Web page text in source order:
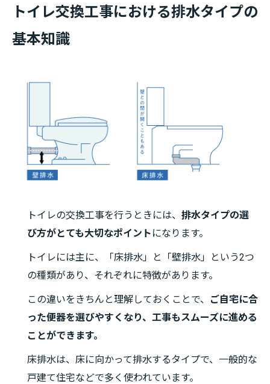
トイレ交換工事における排水タイプの
基本知識
トイレの交換工事を行うときには、 排水タイプの選
び方がとても大切なポイント になります。
トイレには主に、「床排水」と「壁排水」という2つ
の種類があり、それぞれに特徴があります。
この違いをきちんと理解しておくことで、
ご自宅に合
った便器を選びやすくなり、工事もスムーズに進める
ことができます。
床排水は、床に向かって排水するタイプで、一般的な
戸建て住宅などで多く使われています。